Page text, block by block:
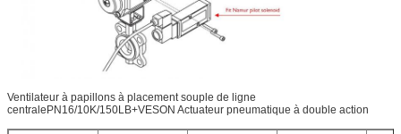
Ventilateur à papillons à placement souple de ligne
centralePN16/10K/150LB+VESON Actuateur pneumatique à double action